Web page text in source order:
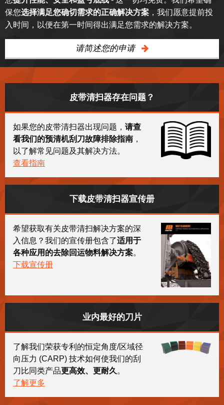
保您选择满足您确切需求的正确解决方案 ，我们愿意提前投
入时间，以便在第一时间得出满足您需求的解决方案。
请简述您的申请
皮带清扫器存在问题？
如果您的皮带清扫器出现问题， 请查
看我们的预清机刮刀故障排除指南 ，
以了解常见问题及其解决方法。
查看指南
下载皮带清扫器宣传册
希望获取有关皮带清扫解决方案的深
入信息？我们的宣传册包含了适用于
各种应用的去除回运物料解决方案。
下载宣传册
业内最好的刀片
了解我们荣获专利的恒定角度/区域径
向压力 (CARP) 技术如何使我们的刮
刀比同类产品更高效、更耐久 。
了解更多